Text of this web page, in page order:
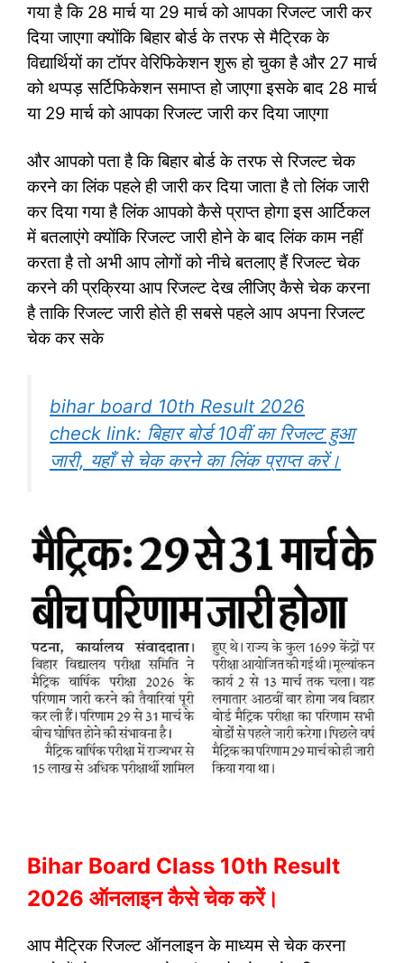
गया है कि 28 मार्च या 29 मार्च को आपका रिजल्ट जारी कर
दिया जाएगा क्योंकि बिहार बोर्ड के तरफ से मैट्रिक के
विद्यार्थियों का टॉपर वेरिफिकेशन शुरू हो चुका है और 27 मार्च
को थप्पड़ सर्टिफिकेशन समाप्त हो जाएगा इसके बाद 28 मार्च
या 29 मार्च को आपका रिजल्ट जारी कर दिया जाएगा
और आपको पता है कि बिहार बोर्ड के तरफ से रिजल्ट चेक
करने का लिंक पहले ही जारी कर दिया जाता है तो लिंक जारी
कर दिया गया है लिंक आपको कैसे प्राप्त होगा इस आर्टिकल
में बतलाएंगे क्योंकि रिजल्ट जारी होने के बाद लिंक काम नहीं
करता है तो अभी आप लोगों को नीचे बतलाए हैं रिजल्ट चेक
करने की प्रक्रिया आप रिजल्ट देख लीजिए कैसे चेक करना
है ताकि रिजल्ट जारी होते ही सबसे पहले आप अपना रिजल्ट
चेक कर सके
bihar board 10th Result 2026
check link: बिहार बोर्ड 10वीं का रिजल्ट हुआ
जारी, यहाँ से चेक करने का लिंक प्राप्त करें।
Bihar Board Class 10th Result
2026 ऑनलाइन कैसे चेक करें।
आप मैट्रिक रिजल्ट ऑनलाइन के माध्यम से चेक करना